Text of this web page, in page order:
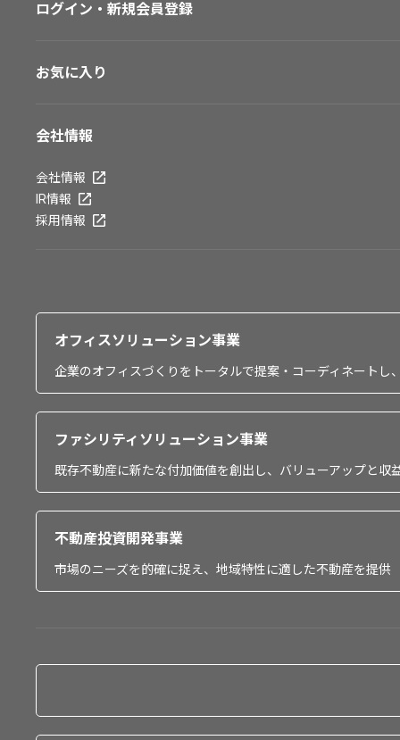
ログイン・新規会員登録
お気に入り
会社情報
会社情報
IR情報
採用情報
オフィスソリューション事業
企業のオフィスづくりをトータルで提案・コーディネート
ファシリティソリューション事業
既存不動産に新たな付加価値を創出し、バリューアップと収
不動産投資開発事業
市場のニーズを的確に捉え、地域特性に適した不動産を提供